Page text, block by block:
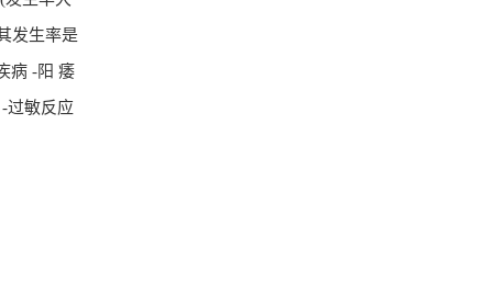
发生率是
病 -阳 痿
过敏反应